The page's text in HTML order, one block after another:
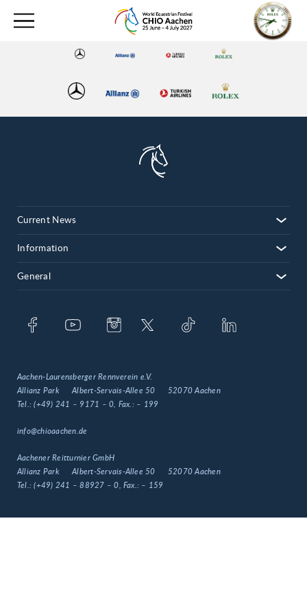
Current News
Information
General
Aachen-Laurensberger Rennverein e.V.
Allianz Park
Albert-Servais-Allee 50
52070 Aachen
Tel.:(+49) 241 – 9171 – 0 , Fax.: – 199
info@chioaachen.de
Aachener Reitturnier GmbH
Allianz Park
Albert-Servais-Allee 50
52070 Aachen
Tel.:(+49) 241 – 88927 – 0 , Fax.: – 159